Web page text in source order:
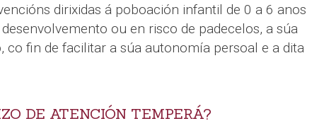
dirixidas á poboación infantil de 0 a 6 anos
ou en risco de padecelos, a súa
co fin de facilitar a súa autonomía persoal e a dita
DE ATENCIÓN TEMPERÁ?